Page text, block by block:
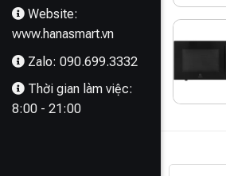
Website:
www.hanasmart.vn
Zalo: 090.699.3332
Thời gian làm việc:
8:00 - 21:00